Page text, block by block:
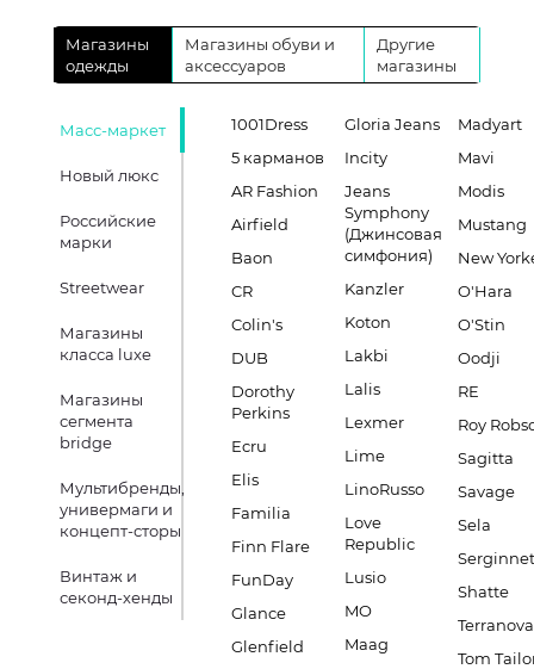
Магазины
одежды
Магазины обуви и
аксессуаров
Другие
магазины
Масс-маркет
Новый люкс
Российские
марки
Streetwear
Магазины
класса luxe
Магазины
сегмента
bridge
Мультибренды,
универмаги и
концепт-сторы
Винтаж и
секонд-хенды
1001Dress
5 карманов
AR Fashion
Airfield
Baon
CR
Colin's
DUB
Dorothy
Perkins
Ecru
Elis
Familia
Finn Flare
FunDay
Glance
Glenfield
Gloria Jeans
Incity
Jeans
Symphony
(Джинсовая
симфония)
Kanzler
Koton
Lakbi
Lalis
Lexmer
Lime
LinoRusso
Love
Republic
Lusio
MO
Maag
Madyart
Mavi
Modis
Mustang
New
O'Hara
O'Stin
Oodji
RE
Roy
Sagitta
Savage
Sela
Shatte
Terranova
Tom